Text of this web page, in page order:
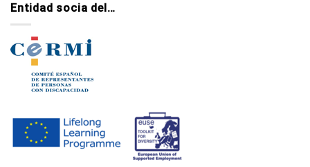
Entidad socia del…